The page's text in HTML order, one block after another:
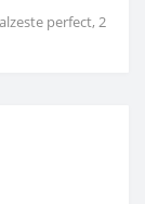
perfect, 2